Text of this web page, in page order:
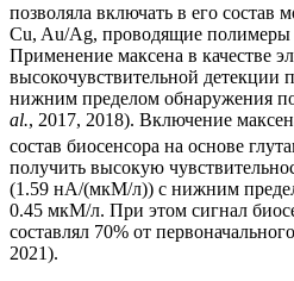
позволяла включать в его
Cu, Au/Ag, проводящие полимеры
Применение максена в качестве
высокочувствительной детекции
нижним пределом обнаружения
al., 2017, 2018). Включение
состав биосенсора на основе
получить высокую
(1.59 нА/(мкМ/л)) с нижним
0.45 мкМ/л. При этом сигнал
составлял 70% от
2021).